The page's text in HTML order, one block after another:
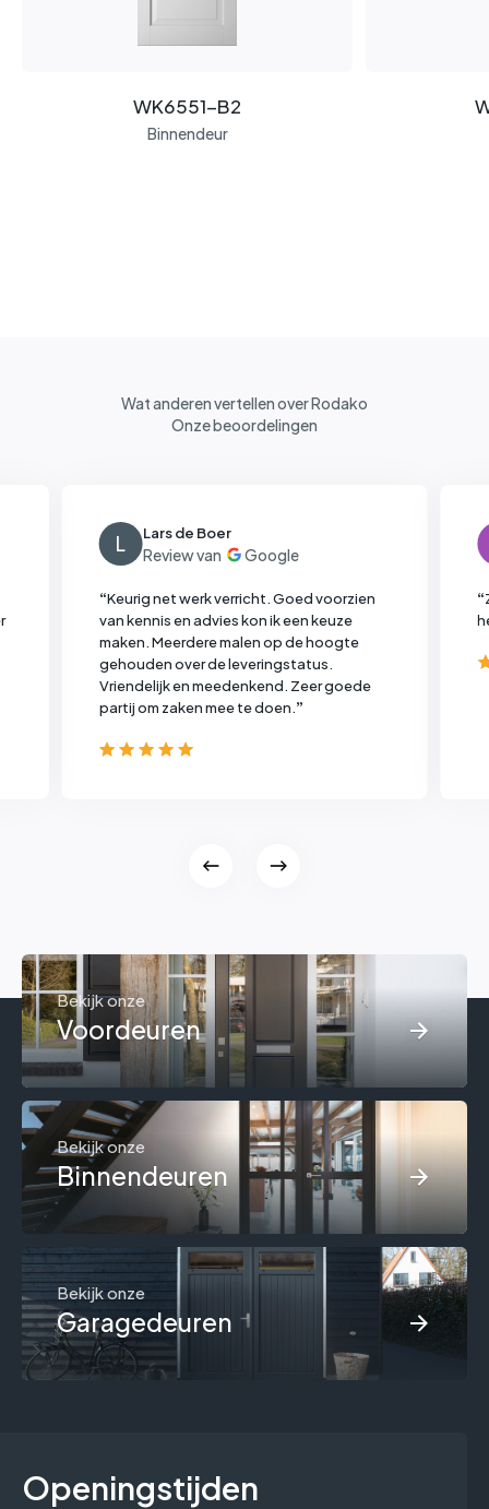
WK6551-B2
Binnendeur
Wat anderen vertellen over Rodako
Onze beoordelingen
Lars de Boer
L
“Keurig net werk verricht. Goed voorzien
van kennis en advies kon ik een keuze
maken. Meerdere malen op de hoogte
gehouden over de leveringstatus.
Vriendelijk en meedenkend. Zeer goede
partij om zaken mee te doen.”
“
Bekijk onze
Voordeuren
Bekijk onze
Binnendeuren
Bekijk onze
Garagedeuren
Openingstijden